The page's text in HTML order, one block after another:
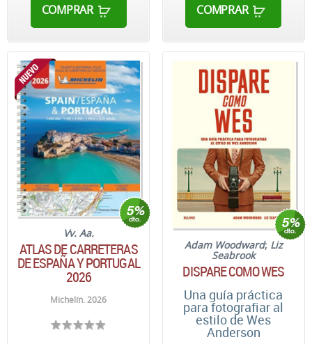
COMPRAR COMPRAR
Vv. Aa.
ATLAS DE CARRETERAS
DE ESPAÑA Y PORTUGAL
2026
Michelín. 2026
Adam Woodward; Liz
Seabrook
DISPARE COMO WES
Una guía práctica
para fotografiar al
estilo de Wes
Anderson